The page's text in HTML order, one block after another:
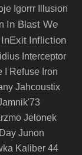
Igorrr
Illusion
In Blast We
InExit Infliction
Interceptor
I Refuse Iron
Jahcoustix
Jelonek
Junon
Kaliber 44